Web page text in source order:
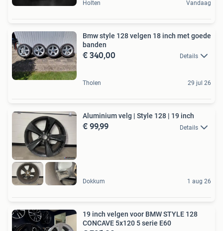
Holten Vandaag
Bmw style 128 velgen 18 inch met goede
banden
€ 340,00 Details
Tholen 29 jul 26
Aluminium velg | Style 128 | 19 inch
€ 99,99 Details
Dokkum 1 aug 26
19 inch velgen voor BMW STYLE 128
CONCAVE 5x120 5 serie E60